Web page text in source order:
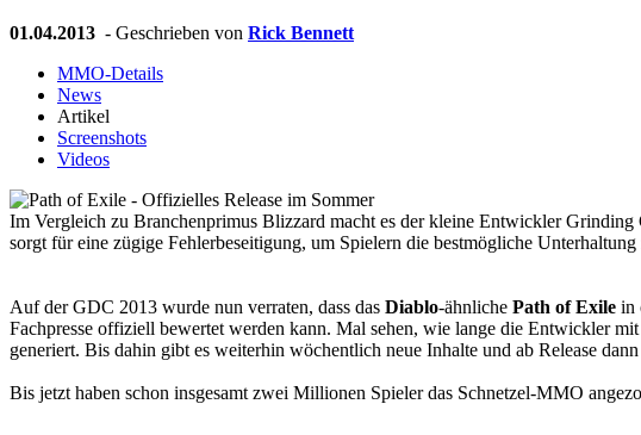
01.04.2013 - Geschrieben von Rick Bennett
MMO-Details
News
Artikel
Screenshots
Videos
Im Vergleich zu Branchenprimus Blizzard macht es der kleine Entwickler
sorgt für eine zügige Fehlerbeseitigung, um Spielern die bestmögliche Unterhaltung
Auf der GDC 2013 wurde nun verraten, dass das Diablo-ähnliche Path of Exile in
Fachpresse offiziell bewertet werden kann. Mal sehen, wie lange die Entwickler
generiert. Bis dahin gibt es weiterhin wöchentlich neue Inhalte und ab Release
Bis jetzt haben schon insgesamt zwei Millionen Spieler das Schnetzel-MMO